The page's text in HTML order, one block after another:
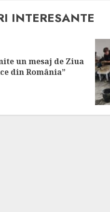
INTERESANTE
un mesaj de Ziua
din România”
S. MAY 24, 2023